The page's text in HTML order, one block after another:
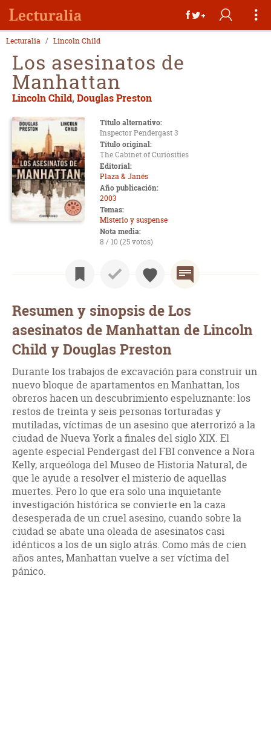
Lecturalia Lincoln Child
Los asesinatos de
Manhattan
Lincoln Child, Douglas Preston
Título alternativo:
Inspector Pendergast 3
Título original:
The Cabinet of Curiosities
Editorial:
Plaza & Janés
Año publicación:
2003
Temas:
Misterio y suspense
Nota media:
8 / 10 (25 votos)
Resumen y sinopsis de Los
asesinatos de Manhattan de Lincoln
Child y Douglas Preston
Durante los trabajos de excavación para construir un
nuevo bloque de apartamentos en Manhattan, los
obreros hacen un descubrimiento espeluznante: los
restos de treinta y seis personas torturadas y
mutiladas, víctimas de un asesino que aterrorizó a la
ciudad de Nueva York a finales del siglo XIX. El
agente especial Pendergast del FBI convence a Nora
Kelly, arqueóloga del Museo de Historia Natural, de
que le ayude a resolver el misterio de aquellas
muertes. Pero lo que era solo una inquietante
investigación histórica se convierte en la caza
desesperada de un cruel asesino, cuando sobre la
ciudad se abate una oleada de asesinatos casi
idénticos a los de un siglo atrás. Como más de cien
años antes, Manhattan vuelve a ser víctima del
pánico.